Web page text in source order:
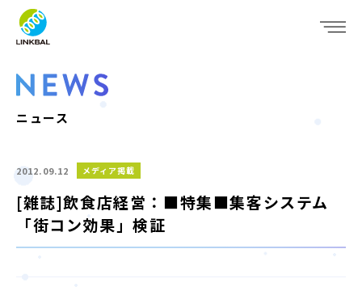
WHO WE ARE
SERVICE
IR
RECRUIT
JP
ニュース
2012.09.12 メディア掲載
[雑誌]飲食店経営：■特集■集客システム
「街コン効果」検証